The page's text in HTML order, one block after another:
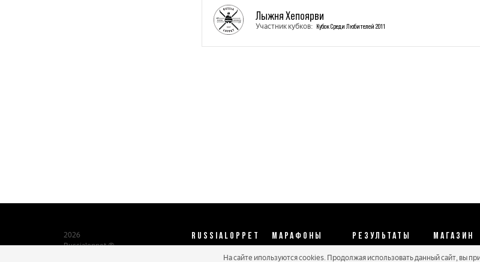
Лыжня Хепоярви
Участник кубков: Кубок Среди Любителей 2011
2026
Russialoppet ®
RUSSIALOPPET МАРАФОНЫ РЕЗУЛЬТАТЫ МАГАЗИН
Календарь 2026 Протоколы 2025 Реквизиты
На сайте ипользуются cookies. Продолжая использовать данный сайт, вы